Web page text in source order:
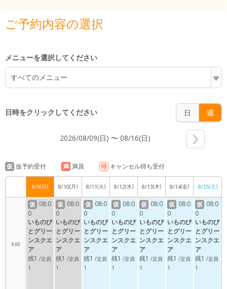
ご予約内容の選択
メニューを選択してください
すべてのメニュー
日時をクリックしてください 日 週
2026/08/09(日) 〜 08/16(日)
仮 仮予約受付 満 満員 待 キャンセル待ち受付
8/9(日) 8/10(月) 8/11(火) 8/12(水) 8/13(木) 8/14(金) 8/15(土)
8:00
9:00
仮 08:0
0
いものび
とグリー
ンスクエ
ア
残1 /定員
1
仮 08:0
0
いものび
とグリー
ンスクエ
ア
残1 /定員
1
仮 08:0
0
いものび
とグリー
ンスクエ
ア
残1 /定員
1
仮 08:0
0
いものび
とグリー
ンスクエ
ア
残1 /定員
1
仮 08:0
0
いものび
とグリー
ンスクエ
ア
残1 /定員
1
仮 08:0
0
いものび
とグリー
ンスクエ
ア
残1 /定員
1
仮 08:0
0
いものび
とグリー
ンスクエ
ア
残1 /定員
1